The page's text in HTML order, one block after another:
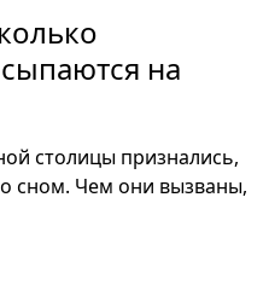
на
столицы признались,
сном. Чем они вызваны,